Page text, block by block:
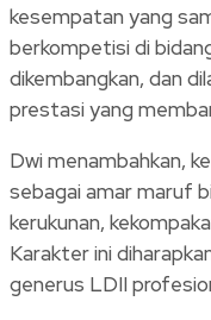
kesempatan yang
berkompetisi di
dikembangkan, dan
prestasi yang
Dwi menambahkan,
sebagai amar maruf
kerukunan,
Karakter ini
generus LDII